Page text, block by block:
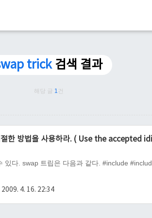
trick 검색 결과
해당 글 1 건
절한 방법을 사용하라. ( Use the accepted
있다. swap 트립은 다음과 같다. #include
2009. 4. 16. 22:34